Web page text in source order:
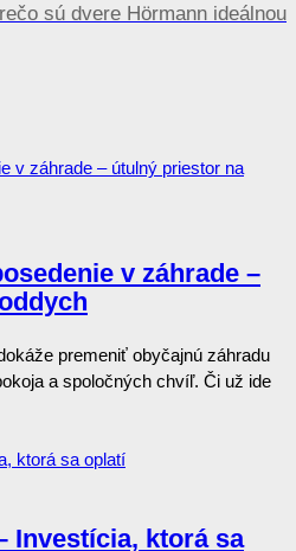
sú dvere Hörmann ideálnou
v záhrade –
premeniť obyčajnú záhradu
a spoločných chvíľ. Či už ide
Investícia, ktorá sa